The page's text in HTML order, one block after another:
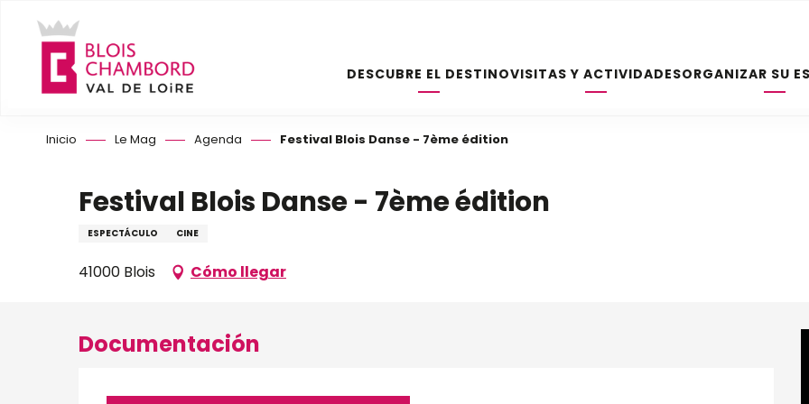
contenu
principal
DESCUBRE EL DESTINOVISITAS Y ACTIVIDADESORGANIZAR SU
Inicio Le Mag Agenda Festival Blois Danse - 7ème édition
Festival Blois Danse - 7ème édition
ESPECTÁCULO CINE
41000 Blois Cómo llegar
Documentación